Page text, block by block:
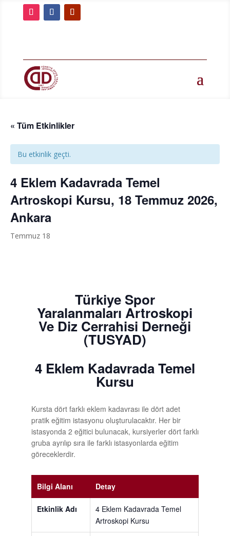
« Tüm Etkinlikler
Bu etkinlik geçti.
4 Eklem Kadavrada Temel
Artroskopi Kursu, 18 Temmuz 2026,
Ankara
Temmuz 18
Türkiye Spor
Yaralanmaları Artroskopi
Ve Diz Cerrahisi Derneği
(TUSYAD)
4 Eklem Kadavrada Temel
Kursu
Kursta dört farklı eklem kadavrası ile dört adet
pratik eğitim istasyonu oluşturulacaktır. Her bir
istasyonda 2 eğitici bulunacak, kursiyerler dört farklı
gruba ayrılıp sıra ile farklı istasyonlarda eğitim
göreceklerdir.
Bilgi Alanı Detay
Etkinlik Adı
4 Eklem Kadavrada Temel
Artroskopi Kursu